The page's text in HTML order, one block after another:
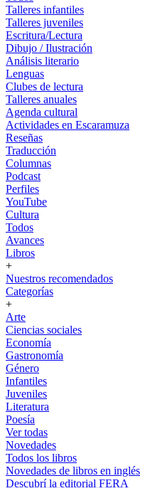
Talleres infantiles
Talleres juveniles
Escritura/Lectura
Dibujo / Ilustración
Análisis literario
Lenguas
Clubes de lectura
Talleres anuales
Agenda cultural
Actividades en Escaramuza
Reseñas
Traducción
Columnas
Podcast
Perfiles
YouTube
Cultura
Todos
Avances
Libros
+
Nuestros recomendados
Categorías
+
Arte
Ciencias sociales
Economía
Gastronomía
Género
Infantiles
Juveniles
Literatura
Poesía
Ver todas
Novedades
Todos los libros
Novedades de libros en inglés
Descubrí la editorial FERA